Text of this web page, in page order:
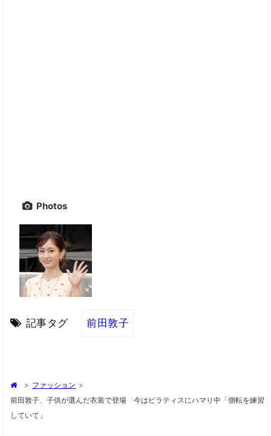
Photos
記事タグ 前田敦子
> ファッション >
前田敦子、子供が選んだ衣装で登場 今はピラティスにハマり中「側転を練習
していて」